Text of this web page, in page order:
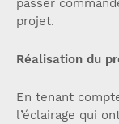
passer
projet.
Réalisation du
En tenant
l’éclairage qui